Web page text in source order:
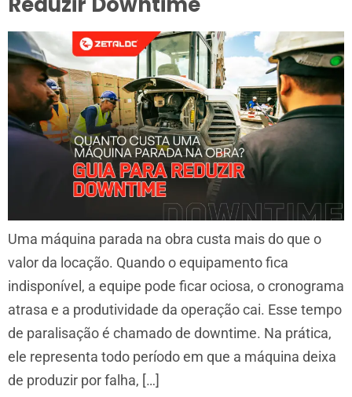
Uma máquina parada na obra custa mais do que o
valor da locação. Quando o equipamento fica
indisponível, a equipe pode ficar ociosa, o cronograma
atrasa e a produtividade da operação cai. Esse tempo
de paralisação é chamado de downtime. Na prática,
ele representa todo período em que a máquina deixa
de produzir por falha, […]